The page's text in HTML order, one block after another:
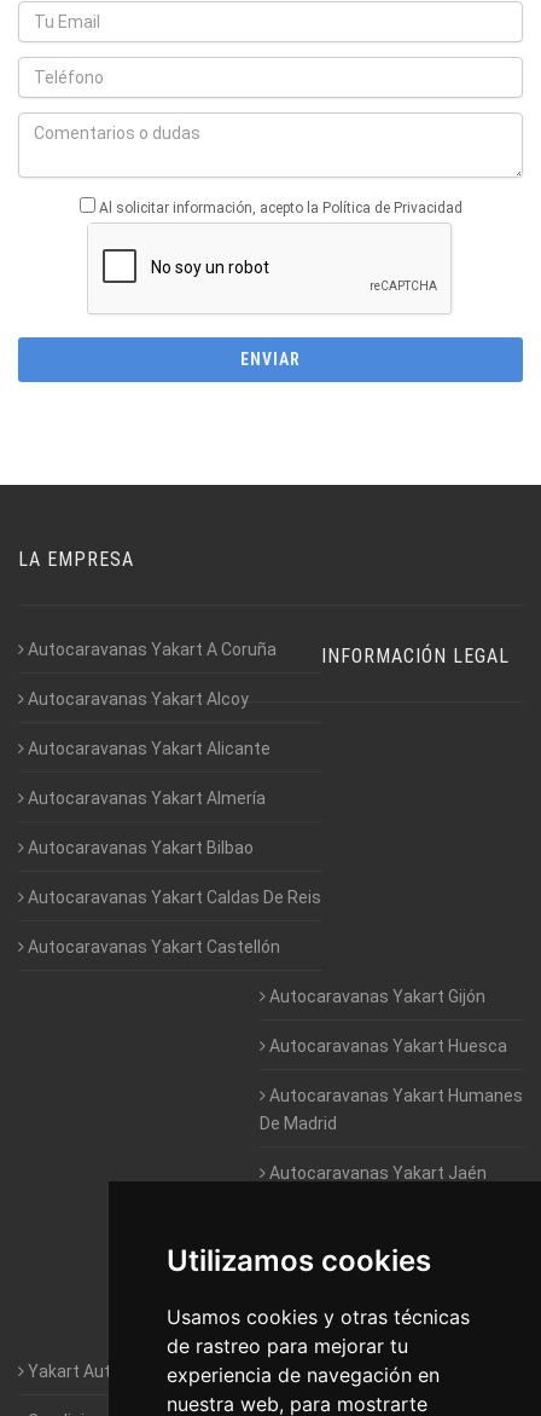
Utilizamos cookies
Usamos cookies y otras técnicas
de rastreo para mejorar tu
experiencia de navegación en
nuestra web, para mostrarte
Al solicitar información, acepto la Política de Privacidad
LA EMPRESA
Autocaravanas Yakart A Coruña
Autocaravanas Yakart Alcoy
Autocaravanas Yakart Alicante
Autocaravanas Yakart Almería
Autocaravanas Yakart Bilbao
Autocaravanas Yakart Caldas De Reis
Autocaravanas Yakart Castellón
Autocaravanas Yakart Gijón
Autocaravanas Yakart Huesca
Autocaravanas Yakart Humanes
De Madrid
Autocaravanas Yakart Jaén
Autocaravanas Yakart Valencia
Autocaravanas Yakart Vitoria
INFORMACIÓN LEGAL
Yakart Autocaravanas · La empresa